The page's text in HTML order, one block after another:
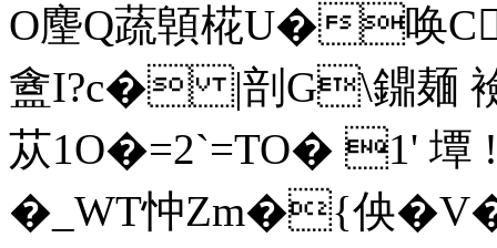
O麈Q蔬顊椛U�唤
盦I?c� |剖G\鐤麺
苁1O�=2`=TO� 1' 墰
�_WT忡Zm�{佒